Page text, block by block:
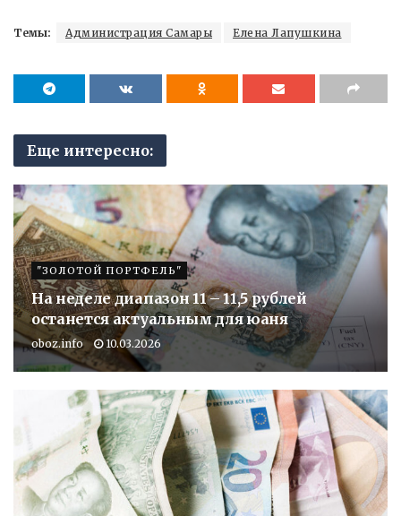
Темы: Администрация Самары Елена Лапушкина
Еще интересно:
"ЗОЛОТОЙ ПОРТФЕЛЬ"
На неделе диапазон 11 – 11,5 рублей
останется актуальным для юаня
oboz.info 10.03.2026